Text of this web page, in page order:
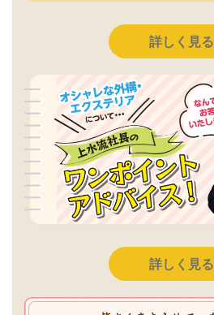
詳しく見る
詳しく見る